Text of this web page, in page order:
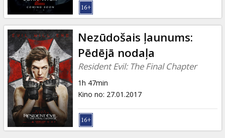
Nezūdošais ļaunums:
Pēdējā nodaļa
Resident Evil: The Final Chapter
1h 47min
Kino no: 27.01.2017